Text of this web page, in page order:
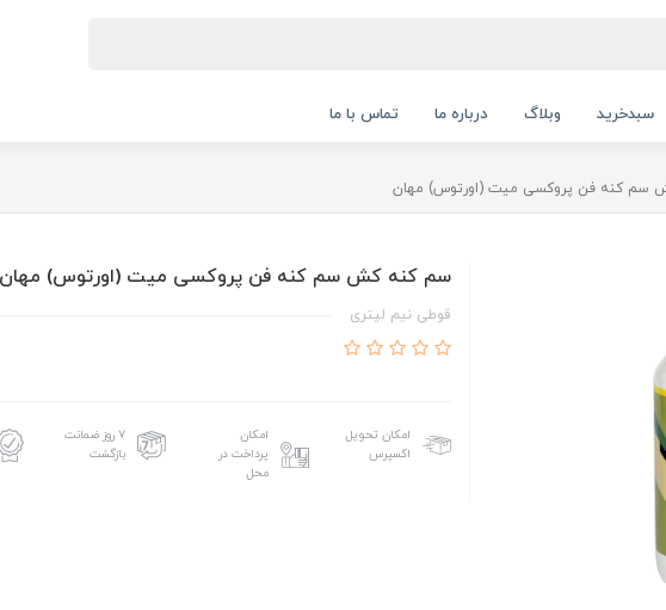
سبدخرید وبلاگ درباره ما تماس با ما
سم کنه فن پروکسی میت (اورتوس) مهان
سم کنه کش سم کنه فن پروکسی میت (اورتوس) مهان
قوطی نیم لیتری
امکان تحویل
اکسپرس
امکان
پرداخت در
محل
۷ روز ضمانت
بازگشت